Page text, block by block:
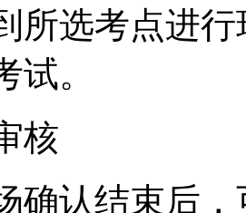
所选考点进
试。
核
确认结束后